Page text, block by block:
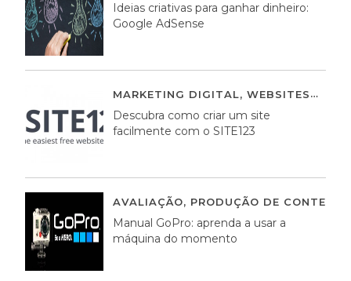
Ideias criativas para ganhar dinheiro:
Google AdSense
MARKETING DIGITAL, WEBSITES
Descubra como criar um site
facilmente com o SITE123
AVALIAÇÃO, PRODUÇÃO DE
Manual GoPro: aprenda a usar a
máquina do momento